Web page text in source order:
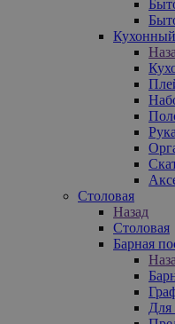
Столовая
Назад
Столовая
Барная
Для